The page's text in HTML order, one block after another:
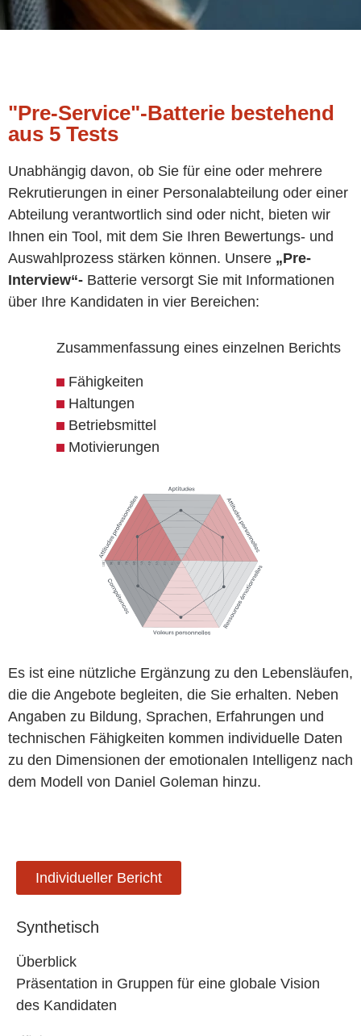
"Pre-Service"-Batterie bestehend
aus 5 Tests
Unabhängig davon, ob Sie für eine oder mehrere
Rekrutierungen in einer Personalabteilung oder einer
Abteilung verantwortlich sind oder nicht, bieten wir
Ihnen ein Tool, mit dem Sie Ihren Bewertungs- und
Auswahlprozess stärken können. Unsere „Pre-
Interview“- Batterie versorgt Sie mit Informationen
über Ihre Kandidaten in vier Bereichen:
Zusammenfassung eines einzelnen Berichts
Fähigkeiten
Haltungen
Betriebsmittel
Motivierungen
Es ist eine nützliche Ergänzung zu den Lebensläufen,
die die Angebote begleiten, die Sie erhalten. Neben
Angaben zu Bildung, Sprachen, Erfahrungen und
technischen Fähigkeiten kommen individuelle Daten
zu den Dimensionen der emotionalen Intelligenz nach
dem Modell von Daniel Goleman hinzu.
Individueller Bericht
Synthetisch
Überblick
Präsentation in Gruppen für eine globale Vision
des Kandidaten